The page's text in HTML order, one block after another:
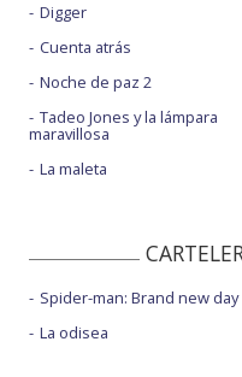
Digger
Cuenta atrás
Noche de paz 2
Tadeo Jones y la lámpara
maravillosa
La maleta
Spider-man: Brand new day
La odisea